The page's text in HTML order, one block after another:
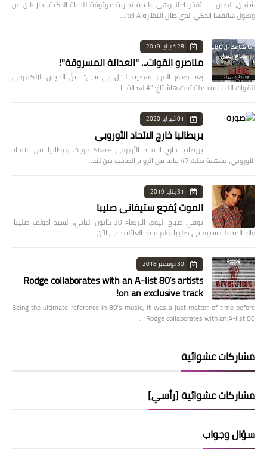
شنجن، الصين — تفخر itel، وهي علامة تجارية موثوقة للحياة الذكية، بالإعلان عن
وصول هاتفها الذكي الذي طال انتظاره itel A…
28 فبراير 2019
مناصرو القوات... "العدالة المسروقة"!
بعد صدور القرار بقضية الـ"ال بي سي" شنّ الجيش الإلكتروني
للقوات اللبنانية حملة تحت هاشتاغ: "#العدالة_ا…
01 فبراير 2020
بريطانيا خارج الاتحاد الأوروبي
بريطانيا خارج الاتحاد الأوروبي Share خرجت بريطانيا من الاتحاد
الأوروبي، منهية بذلك 47 عاما من الزواج الصاخب بين لند…
31 يناير 2019
الموت يُفجع ستيفاني صليبا
توفي صباح اليوم، الاربعاء 30 كانون الثاني، السيد ادولف صليبا،
والد الممثلة ستيفاني صليبا. ولم تحدد العائلة حتى الآن…
30 نوفمبر 2018
Rodge collaborates with an A-list 80’s artists
on an exclusive track!
Being the ultimate reference in 80’s music, it was a just matter of time before
Rodge collaborates with an A-list 80’…
مشاركات عشوائية
مشاركات عشوائية [رأسي]
سؤال وجواب